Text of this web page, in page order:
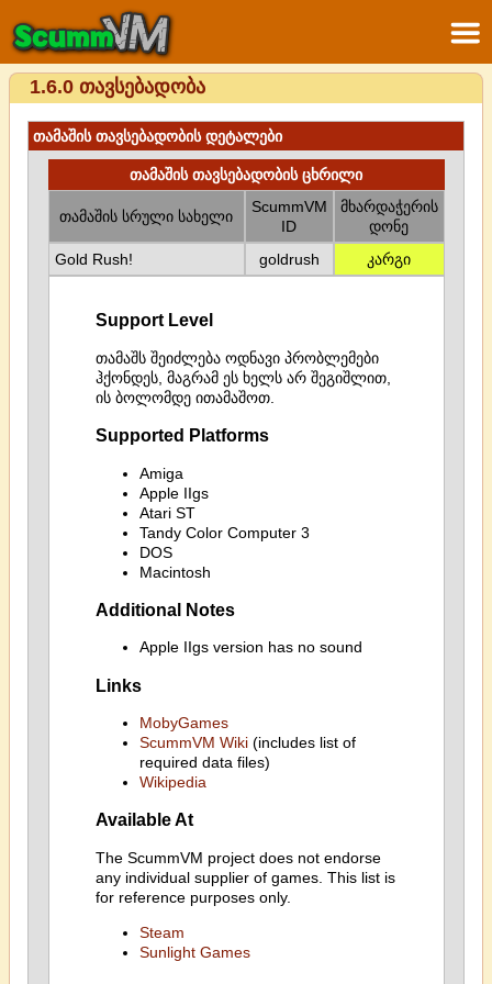
1.6.0 თავსებადობა
თამაშის თავსებადობის დეტალები
თამაშის თავსებადობის ცხრილი
თამაშის სრული სახელი
ScummVM
ID
მხარდაჭერის
დონე
Gold Rush!
goldrush კარგი
Support Level
თამაშს შეიძლება ოდნავი პრობლემები
ჰქონდეს, მაგრამ ეს ხელს არ შეგიშლით,
ის ბოლომდე ითამაშოთ.
Supported Platforms
Amiga
Apple IIgs
Atari ST
Tandy Color Computer 3
DOS
Macintosh
Additional Notes
Apple IIgs version has no sound
Links
MobyGames
ScummVM Wiki(includes list of
required data files)
Wikipedia
Available At
The ScummVM project does not endorse
any individual supplier of games. This list is
for reference purposes only.
Steam
Sunlight Games